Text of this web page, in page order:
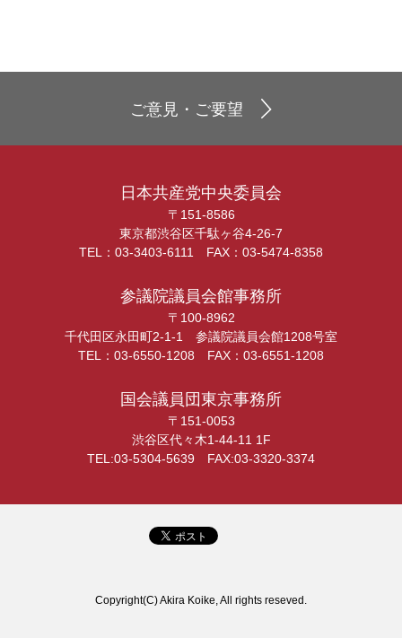
ご意見・ご要望
日本共産党中央委員会
〒151-8586
東京都渋谷区千駄ヶ谷4-26-7
TEL：03-3403-6111 FAX：03-5474-8358
参議院議員会館事務所
〒100-8962
千代田区永田町2-1-1 参議院議員会館1208号室
TEL：03-6550-1208 FAX：03-6551-1208
国会議員団東京事務所
〒151-0053
渋谷区代々木1-44-11 1F
TEL:03-5304-5639 FAX:03-3320-3374
Copyright(C) Akira Koike, All rights reseved.